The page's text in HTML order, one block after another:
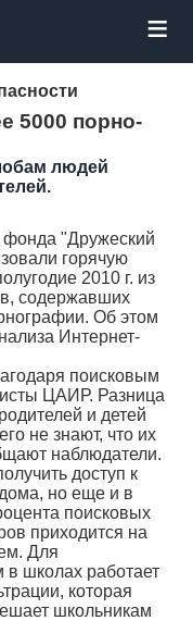
≡
5000 порно-
людей
"Дружеский
горячую
2010 г. из
содержавших
Об этом
Интернет-
поисковым
ЦАИР. Разница
и детей
не знают, что их
наблюдатели.
доступ к
но еще и в
поисковых
приходится на
Для
в школах работает
которая
школьникам